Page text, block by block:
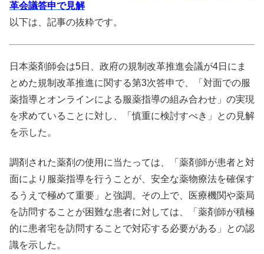
革会議答申で見解
以下は、記事の抜粋です。
日本薬剤師会は5日、政府の規制改革推進会議が4日にま
とめた規制改革推進に関する第3次答申で、「対面での服
薬指導とオンラインによる服薬指導の組み合わせ」の実現
を求めていることに対し、「慎重に検討すべき」との見解
を示した。
調剤された薬剤の使用に当たっては、「薬剤師が患者と対
面により服薬指導を行うことが、安全な薬物療法を確保す
るうえで極めて重要」と強調。その上で、医療機関や薬局
を訪問することが困難な患者に対しては、「薬剤師が積極
的に患者宅を訪問することで対応する必要がある」との認
識を示した。